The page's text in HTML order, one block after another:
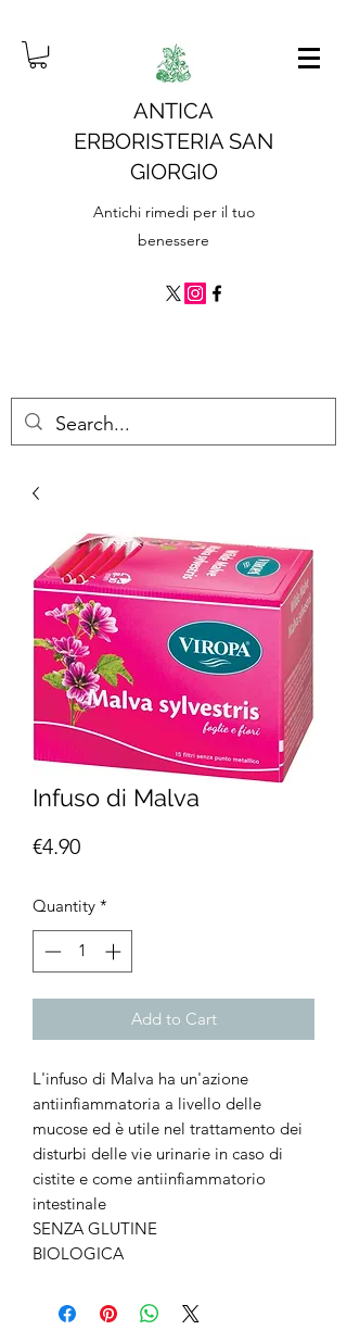
ANTICA
ERBORISTERIA SAN
GIORGIO
Antichi rimedi per il tuo
benessere
Infuso di Malva
€4.90Price
Quantity *
Add to Cart
L'infuso di Malva ha un'azione
antiinfiammatoria a livello delle
mucose ed è utile nel trattamento dei
disturbi delle vie urinarie in caso di
cistite e come antiinfiammatorio
intestinale
SENZA GLUTINE
BIOLOGICA